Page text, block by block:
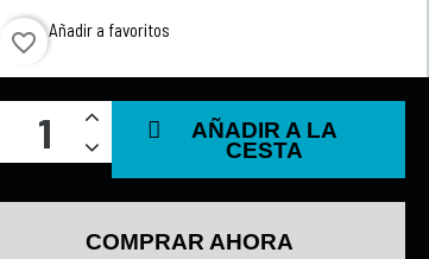
favorite_border Añadir a favoritos
AÑADIR A LA
CESTA
COMPRAR AHORA